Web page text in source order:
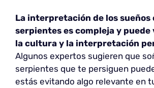
La interpretación de los sueños
serpientes es compleja y puede
la cultura y la interpretación
Algunos expertos sugieren que
serpientes que te persiguen
estás evitando algo relevante en